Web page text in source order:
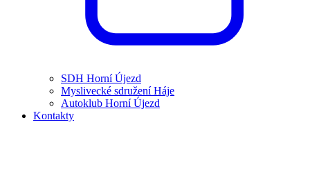
SDH Horní Újezd
Myslivecké sdružení Háje
Autoklub Horní Újezd
Kontakty